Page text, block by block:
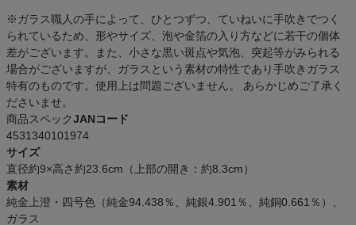
※ガラス職人の手によって、ひとつずつ、ていねいに手吹きでつく
られているため、形やサイズ、泡や金箔の入り方などに若干の個体
差がございます。また、小さな黒い斑点や気泡、突起等がみられる
場合がございますが、ガラスという素材の特性であり手吹きガラス
特有のものです。使用上は問題ございません。 あらかじめご了承く
ださいませ。
商品スペックJANコード
4531340101974
サイズ
直径約9×高さ約23.6cm（上部の開き：約8.3cm）
素材
純金上澄・四号色（純金94.438％、純銀4.901％、純銅0.661％）、
ガラス